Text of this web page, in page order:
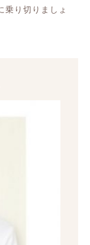
乗り切りましょ